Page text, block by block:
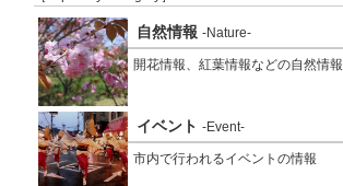
自然情報 -Nature-
開花情報、紅葉情報などの自然情報
イベント -Event-
市内で行われるイベントの情報